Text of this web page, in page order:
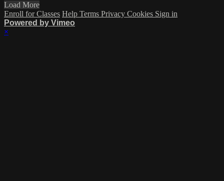
Load More
Enroll for Classes Help Terms Privacy Cookies Sign in
Powered by Vimeo
×